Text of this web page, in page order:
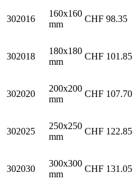
302016
160x160
mm
CHF 98.35
302018
180x180
mm
CHF 101.85
302020
200x200
mm
CHF 107.70
302025
250x250
mm
CHF 122.85
302030
300x300
mm
CHF 131.05